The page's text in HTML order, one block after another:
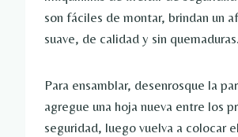
son fáciles de montar, brindan un
suave, de calidad y sin quemaduras.
Para ensamblar, desenrosque la
agregue una hoja nueva entre los
seguridad, luego vuelva a colocar